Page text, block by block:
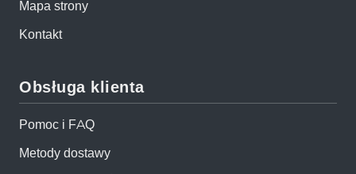
Mapa strony
Kontakt
Obsługa klienta
Pomoc i FAQ
Metody dostawy